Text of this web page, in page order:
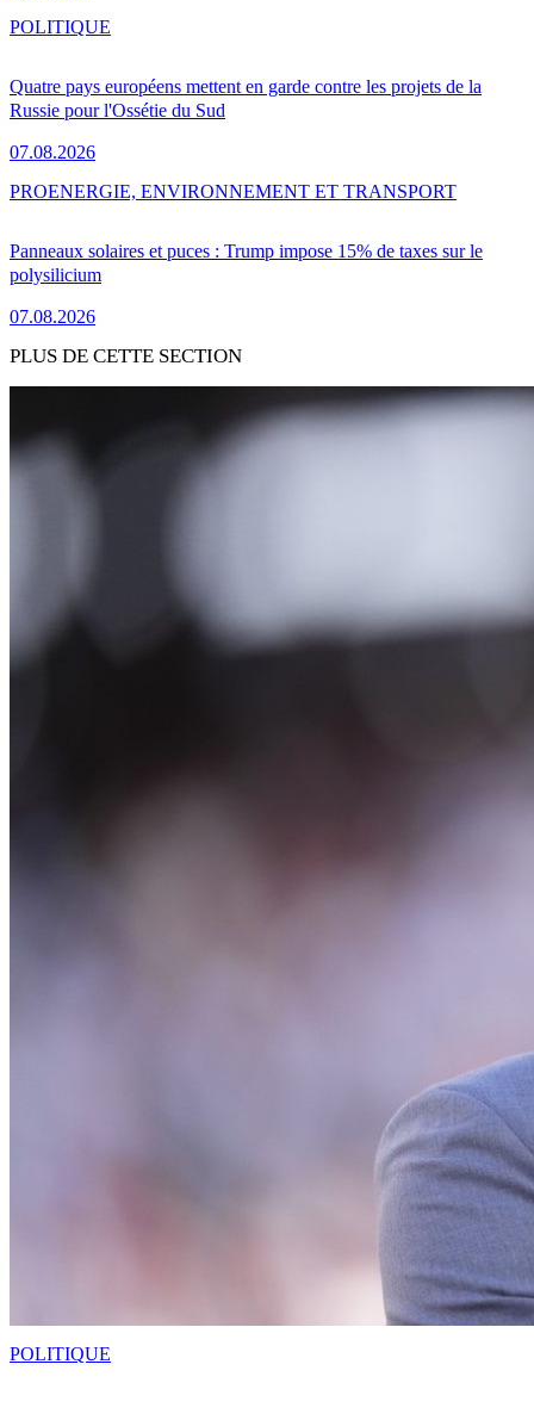
Quatre pays européens mettent en garde contre les projets de la
Russie pour l'Ossétie du Sud
07.08.2026
POLITIQUE
Panneaux solaires et puces : Trump impose 15% de taxes sur le
polysilicium
07.08.2026
PROENERGIE, ENVIRONNEMENT ET TRANSPORT
PLUS DE CETTE SECTION
POLITIQUE